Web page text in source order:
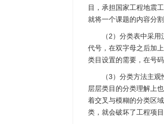
目，承担国家工程地震
就将一个课题的内容分
（2）分类表中采
代号，在双字母之后加
类目设置的需要，在号
（3）分类方法主
层层类目的分类理解上
着交叉与模糊的分类区
类，就会破坏了工程项